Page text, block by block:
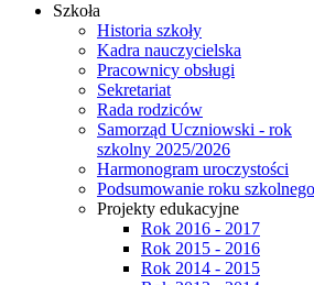
Szkoła
Historia szkoły
Kadra nauczycielska
Pracownicy obsługi
Sekretariat
Rada rodziców
Samorząd Uczniowski - rok
szkolny 2025/2026
Harmonogram uroczystości
Podsumowanie roku szkolnego
Projekty edukacyjne
Rok 2016 - 2017
Rok 2015 - 2016
Rok 2014 - 2015